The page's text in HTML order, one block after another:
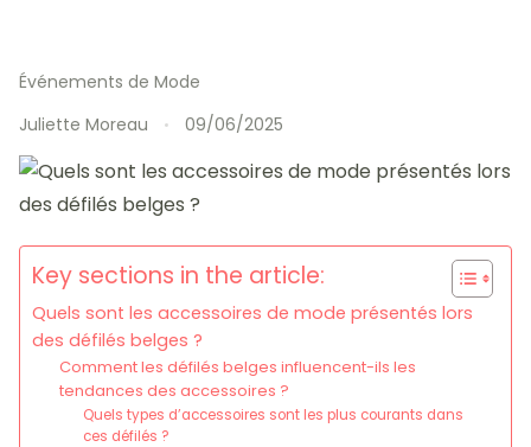
Événements de Mode
Juliette Moreau
09/06/2025
Key sections in the article:
Quels sont les accessoires de mode présentés lors
des défilés belges ?
Comment les défilés belges influencent-ils les
tendances des accessoires ?
Quels types d’accessoires sont les plus courants dans
ces défilés ?